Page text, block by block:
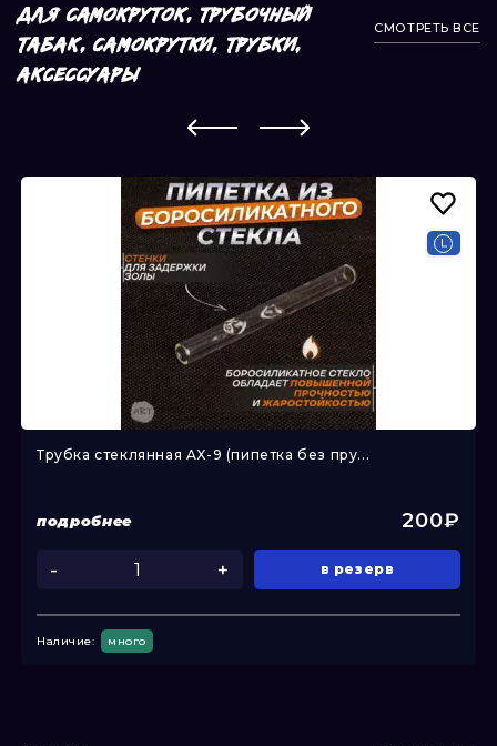
ДЛЯ САМОКРУТОК, ТРУБОЧНЫЙ
ТАБАК, САМОКРУТКИ, ТРУБКИ,
АКСЕССУАРЫ
СМОТРЕТЬ ВСЕ
Трубка стеклянная AX-9 (пипетка без пру...
подробнее 200₽
- + в резерв
Наличие: много